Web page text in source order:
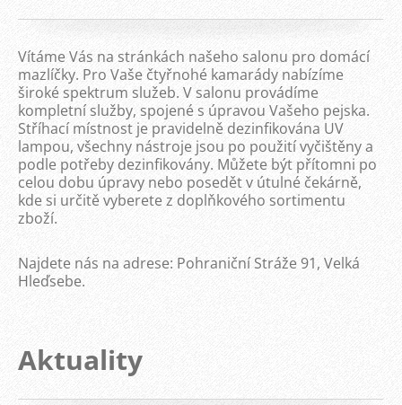
Vítáme Vás na stránkách našeho salonu pro domácí
mazlíčky. Pro Vaše čtyřnohé kamarády nabízíme
široké spektrum služeb. V salonu provádíme
kompletní služby, spojené s úpravou Vašeho pejska.
Stříhací místnost je pravidelně dezinfikována UV
lampou, všechny nástroje jsou po použití vyčištěny a
podle potřeby dezinfikovány. Můžete být přítomni po
celou dobu úpravy nebo posedět v útulné čekárně,
kde si určitě vyberete z doplňkového sortimentu
zboží.
Najdete nás na adrese: Pohraniční Stráže 91, Velká
Hleďsebe.
Aktuality